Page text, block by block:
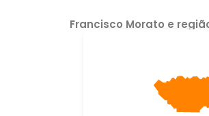
Francisco Morato e